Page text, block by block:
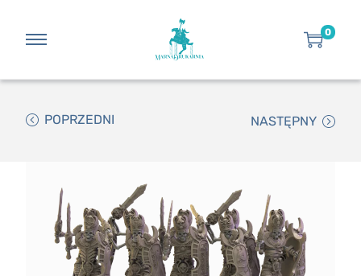
0
POPRZEDNI NASTĘPNY